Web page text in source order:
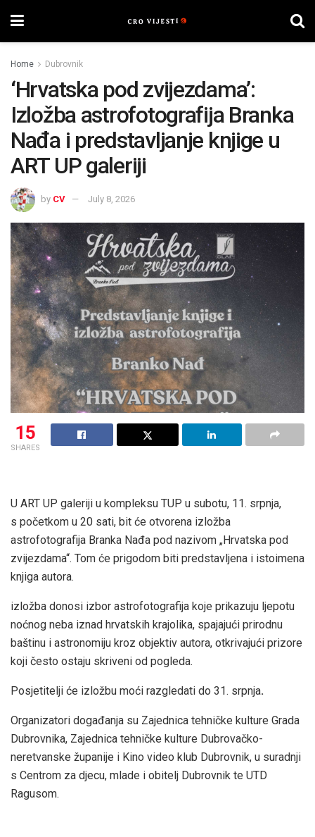
Home Dubrovnik
‘Hrvatska pod zvijezdama’:
Izložba astrofotografija Branka
Nađa i predstavljanje knjige u
ART UP galeriji
by CV July 8, 2026
15
SHARES
U ART UP galeriji u kompleksu TUP u subotu, 11. srpnja,
s početkom u 20 sati, bit će otvorena izložba
astrofotografija Branka Nađa pod nazivom „Hrvatska pod
zvijezdama“. Tom će prigodom biti predstavljena i istoimena
knjiga autora.
izložba donosi izbor astrofotografija koje prikazuju ljepotu
noćnog neba iznad hrvatskih krajolika, spajajući prirodnu
baštinu i astronomiju kroz objektiv autora, otkrivajući prizore
koji često ostaju skriveni od pogleda.
Posjetitelji će izložbu moći razgledati do 31. srpnja.
Organizatori događanja su Zajednica tehničke kulture Grada
Dubrovnika, Zajednica tehničke kulture Dubrovačko-
neretvanske županije i Kino video klub Dubrovnik, u suradnji
s Centrom za djecu, mlade i obitelj Dubrovnik te UTD
Ragusom.